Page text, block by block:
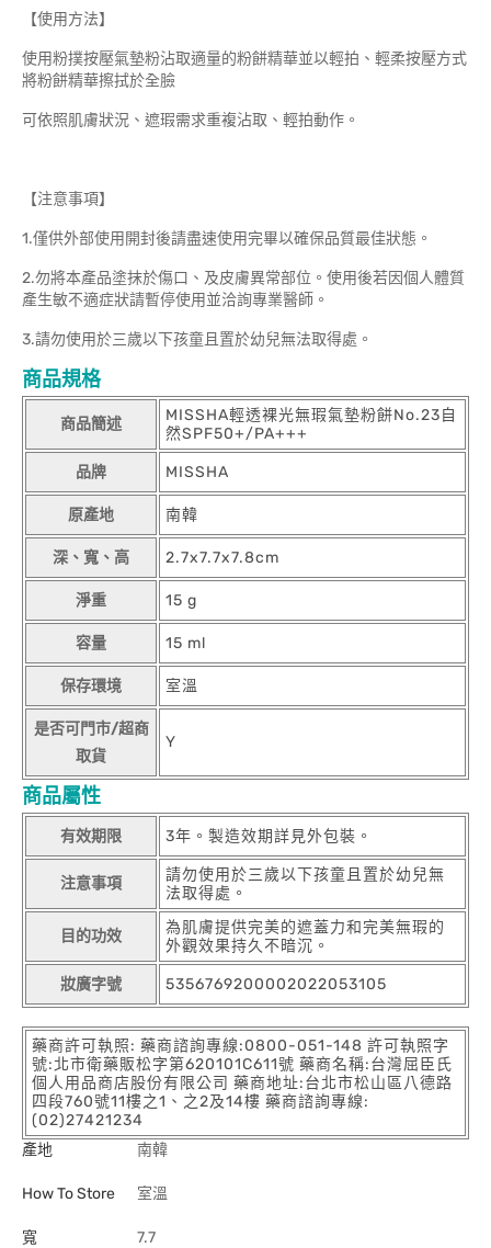
【使用方法】
使用粉撲按壓氣墊粉沾取適量的粉餅精華並以輕拍、輕柔按壓方式
將粉餅精華擦拭於全臉
可依照肌膚狀況、遮瑕需求重複沾取、輕拍動作。
【注意事項】
1.僅供外部使用開封後請盡速使用完畢以確保品質最佳狀態。
2.勿將本產品塗抹於傷口、及皮膚異常部位。使用後若因個人體質
產生敏不適症狀請暫停使用並洽詢專業醫師。
3.請勿使用於三歲以下孩童且置於幼兒無法取得處。
商品規格
商品簡述
MISSHA輕透裸光無瑕氣墊粉餅No.23自
然SPF50+/PA+++
品牌 MISSHA
原產地 南韓
深、寬、高 2.7x7.7x7.8cm
淨重 15 g
容量 15 ml
保存環境 室溫
是否可門市/超商
取貨
Y
商品屬性
有效期限 3年。製造效期詳見外包裝。
注意事項
請勿使用於三歲以下孩童且置於幼兒無
法取得處。
目的功效
為肌膚提供完美的遮蓋力和完美無瑕的
外觀效果持久不暗沉。
妝廣字號 5356769200002022053105
藥商許可執照: 藥商諮詢專線:0800-051-148 許可執照字
號:北市衛藥販松字第620101C611號 藥商名稱:台灣屈臣氏
個人用品商店股份有限公司 藥商地址:台北市松山區八德路
四段760號11樓之1、之2及14樓 藥商諮詢專線:
(02)27421234
產地
南韓
How To Store 室溫
寬 7.7